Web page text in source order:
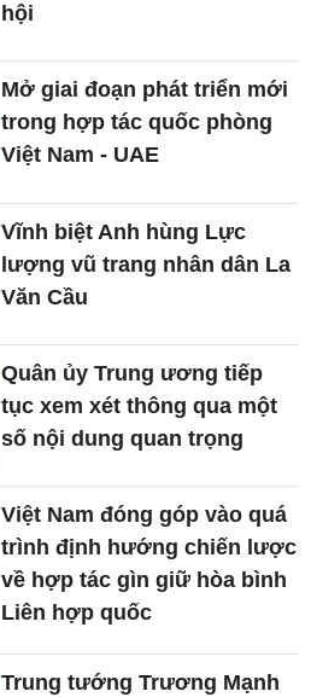
hội
Mở giai đoạn phát triển mới
trong hợp tác quốc phòng
Việt Nam - UAE
Vĩnh biệt Anh hùng Lực
lượng vũ trang nhân dân La
Văn Cầu
Quân ủy Trung ương tiếp
tục xem xét thông qua một
số nội dung quan trọng
Việt Nam đóng góp vào quá
trình định hướng chiến lược
về hợp tác gìn giữ hòa bình
Liên hợp quốc
Trung tướng Trương Mạnh